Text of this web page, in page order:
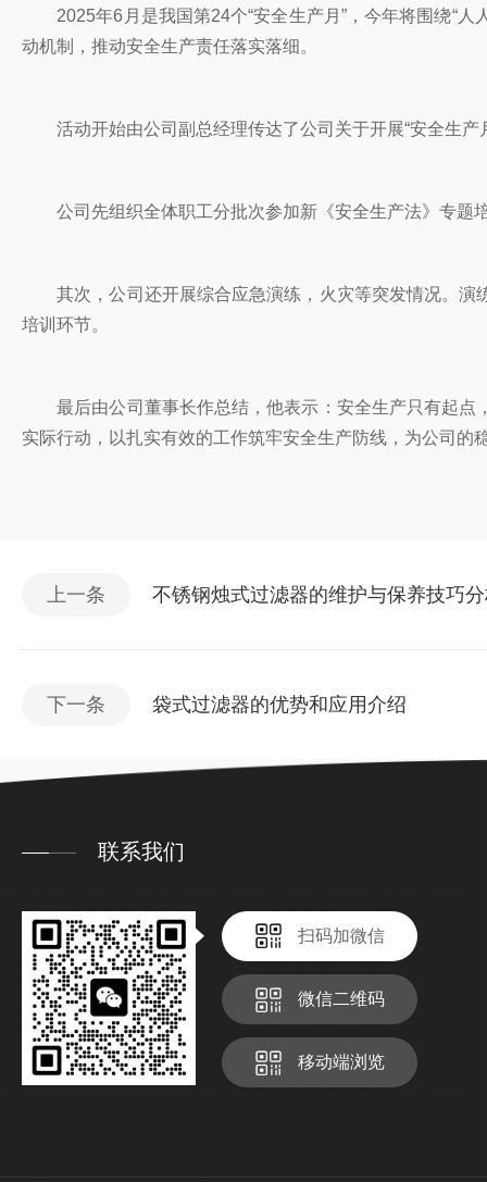
2025年6月是我国第24个“安全生产月”，今年将围绕“人
动机制，推动安全生产责任落实落细。
活动开始由公司副总经理传达了公司关于开展“安全生产
公司先组织全体职工分批次参加新《安全生产法》专题
其次，公司还开展综合应急演练，火灾等突发情况。演
培训环节。
最后由公司董事长作总结，他表示：安全生产只有起点
实际行动，以扎实有效的工作筑牢安全生产防线，为公司的
上一条 不锈钢烛式过滤器的维护与保养技巧
下一条 袋式过滤器的优势和应用介绍
联系我们
扫码加微信
微信二维码
移动端浏览